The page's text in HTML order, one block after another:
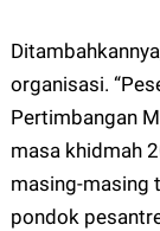
organisasi.
Pertimbangan
masa khidmah
masing-masing
pondok